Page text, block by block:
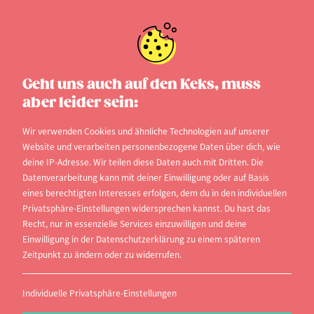
Geht uns auch auf den Keks, muss
aber leider sein:
Wir verwenden Cookies und ähnliche Technologien auf unserer
Website und verarbeiten personenbezogene Daten über dich, wie
deine IP-Adresse. Wir teilen diese Daten auch mit Dritten. Die
Datenverarbeitung kann mit deiner Einwilligung oder auf Basis
eines berechtigten Interesses erfolgen, dem du in den individuellen
Privatsphäre-Einstellungen widersprechen kannst. Du hast das
Recht, nur in essenzielle Services einzuwilligen und deine
Einwilligung in der Datenschutzerklärung zu einem späteren
Zeitpunkt zu ändern oder zu widerrufen.
Individuelle Privatsphäre-Einstellungen
Studienkosten
Studienkosten
Wenn das Studium beginnt, ändert sich das Leben
des Studierenden von Grund auf. Er muss auf
eigenen Füßen stehen, und dazu gehören zum
Beispiel eine Wohnung, Selbstverpflegung,
Materialien für das Studium und einiges mehr.
Dafür fallen dann selbstverständlich auch Kosten
an, die es vorher nicht gab, und deshalb wollen wir
im folgenden Artikel einen kleinen Überblick
darüber geben, was monatlich auf euch zukommt.